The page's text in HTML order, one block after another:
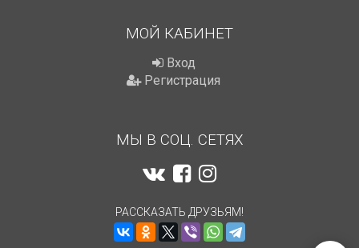
МОЙ КАБИНЕТ
Вход
Регистрация
МЫ В СОЦ. СЕТЯХ
РАССКАЗАТЬ ДРУЗЬЯМ!